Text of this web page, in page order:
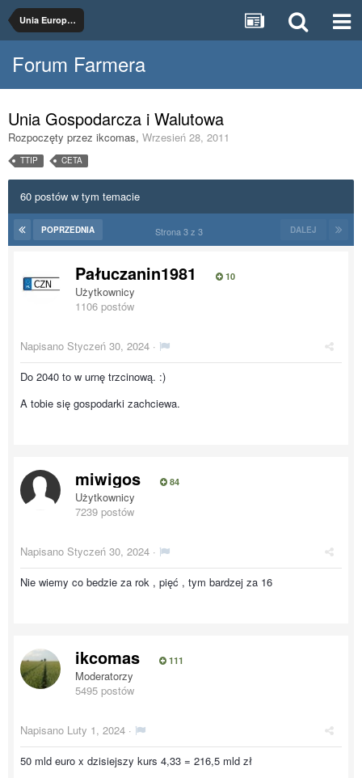
Unia Europejska
Forum Farmera
Unia Gospodarcza i Walutowa
Rozpoczęty przez ikcomas, Wrzesień 28, 2011
TTIP CETA
60 postów w tym temacie
POPRZEDNIA DALEJ
Strona 3 z 3
Pałuczanin1981 10
Użytkownicy
1106 postów
Napisano Styczeń 30, 2024 ·
Do 2040 to w urnę trzcinową. :)
A tobie się gospodarki zachciewa.
miwigos 84
Użytkownicy
7239 postów
Napisano Styczeń 30, 2024 ·
Nie wiemy co bedzie za rok , pięć , tym bardzej za 16
ikcomas 111
Moderatorzy
5495 postów
Napisano Luty 1, 2024 ·
50 mld euro x dzisiejszy kurs 4,33 = 216,5 mld zł